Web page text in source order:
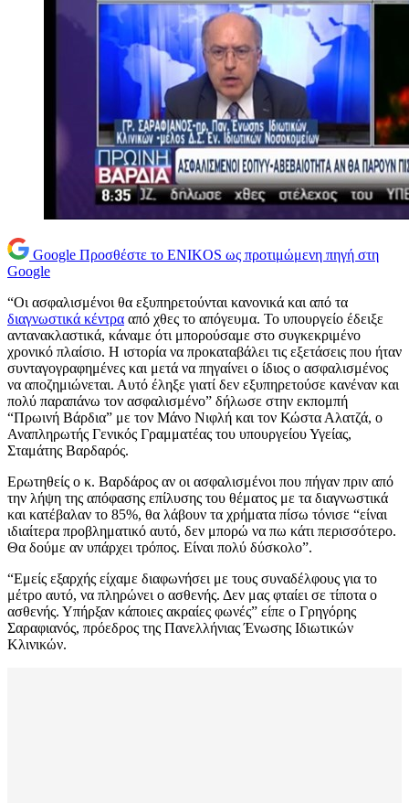
Google Προσθέστε το ENIKOS ως προτιμώμενη πηγή στη
Google
“Οι ασφαλισμένοι θα εξυπηρετούνται κανονικά και από τα
διαγνωστικά κέντρα από χθες το απόγευμα. Το υπουργείο έδειξε
αντανακλαστικά, κάναμε ότι μπορούσαμε στο συγκεκριμένο
χρονικό πλαίσιο. Η ιστορία να προκαταβάλει τις εξετάσεις που ήταν
συνταγογραφημένες και μετά να πηγαίνει ο ίδιος ο ασφαλισμένος
να αποζημιώνεται. Αυτό έληξε γιατί δεν εξυπηρετούσε κανέναν και
πολύ παραπάνω τον ασφαλισμένο” δήλωσε στην εκπομπή
“Πρωινή Βάρδια” με τον Μάνο Νιφλή και τον Κώστα Αλατζά, ο
Αναπληρωτής Γενικός Γραμματέας του υπουργείου Υγείας,
Σταμάτης Βαρδαρός.
Ερωτηθείς ο κ. Βαρδάρος αν οι ασφαλισμένοι που πήγαν πριν από
την λήψη της απόφασης επίλυσης του θέματος με τα διαγνωστικά
και κατέβαλαν το 85%, θα λάβουν τα χρήματα πίσω τόνισε “είναι
ιδιαίτερα προβληματικό αυτό, δεν μπορώ να πω κάτι περισσότερο.
Θα δούμε αν υπάρχει τρόπος. Είναι πολύ δύσκολο”.
“Εμείς εξαρχής είχαμε διαφωνήσει με τους συναδέλφους για το
μέτρο αυτό, να πληρώνει ο ασθενής. Δεν μας φταίει σε τίποτα ο
ασθενής. Υπήρξαν κάποιες ακραίες φωνές” είπε ο Γρηγόρης
Σαραφιανός, πρόεδρος της Πανελλήνιας Ένωσης Ιδιωτικών
Κλινικών.